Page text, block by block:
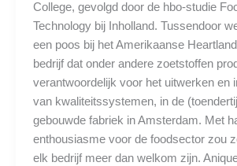
College, gevolgd door de hbo-studie
Technology bij Inholland. Tussendoor
een poos bij het Amerikaanse
bedrijf dat onder andere zoetstoffen
verantwoordelijk voor het uitwerken en
van kwaliteitssystemen, in de
gebouwde fabriek in Amsterdam. Met
enthousiasme voor de foodsector zou
elk bedrijf meer dan welkom zijn.